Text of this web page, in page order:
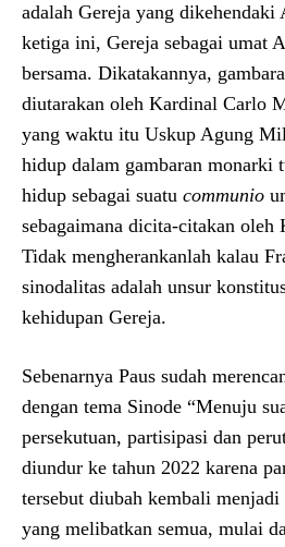
adalah Gereja yang
ketiga ini, Gereja sebagai umat
bersama. Dikatakannya,
diutarakan oleh Kardinal Carlo
yang waktu itu Uskup Agung
hidup dalam gambaran monarki
hidup sebagai suatu communio
sebagaimana dicita-citakan
Tidak mengherankanlah kalau
sinodalitas adalah unsur
kehidupan Gereja.
Sebenarnya Paus sudah
dengan tema Sinode “Menuju
persekutuan, partisipasi dan
diundur ke tahun 2022 karena
tersebut diubah kembali menjadi
yang melibatkan semua, mulai